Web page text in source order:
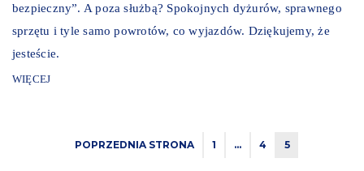
bezpieczny”. A poza służbą? Spokojnych dyżurów, sprawnego
sprzętu i tyle samo powrotów, co wyjazdów. Dziękujemy, że
jesteście.
WIĘCEJ
POPRZEDNIA STRONA 1 … 4 5